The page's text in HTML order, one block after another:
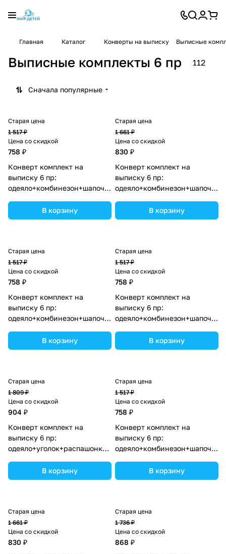
Главная Каталог Конверты на выписку Выписные
Выписные комплекты 6 пр 112
Сначала популярные
Старая цена
1 517 ₽
Цена со скидкой
758 ₽
Конверт комплект на
выписку 6 пр:
одеяло+комбинезон+шапочка+чепчик+рукавички+бант
ассортименте.В корзину
Старая цена
1 661 ₽
Цена со скидкой
830 ₽
Конверт комплект на
выписку 6 пр:
ассортименте.В корзину
Старая цена
1 517 ₽
Цена со скидкой
758 ₽
Конверт комплект на
выписку 6 пр:
одеяло+комбинезон+шапочка+чепчик+рукавички+бант
ассортименте.В корзину
Старая цена
1 517 ₽
Цена со скидкой
758 ₽
Конверт комплект на
выписку 6 пр:
ассортименте.В корзину
Старая цена
1 809 ₽
Цена со скидкой
904 ₽
Конверт комплект на
выписку 6 пр:
одеяло+уголок+распашонка+пеленка+чепчик+бант
ассортименте.В корзину
Старая цена
1 517 ₽
Цена со скидкой
758 ₽
Конверт комплект на
выписку 6 пр:
ассортименте.В корзину
Старая цена
1 661 ₽
Цена со скидкой
830 ₽
Старая цена
1 736 ₽
Цена со скидкой
868 ₽